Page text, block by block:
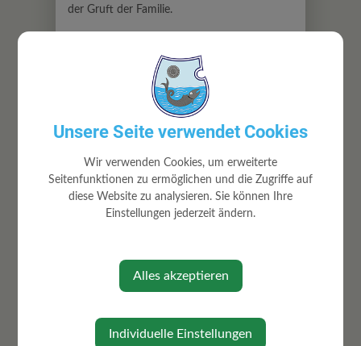
der Gruft der Familie.
Marie Valerie mit Gatten Erzherzog Franz
Unsere Seite verwendet Cookies
Wir verwenden Cookies, um erweiterte
Seitenfunktionen zu ermöglichen und die Zugriffe auf
diese Website zu analysieren. Sie können Ihre
Einstellungen jederzeit ändern.
Alles akzeptieren
Individuelle Einstellungen